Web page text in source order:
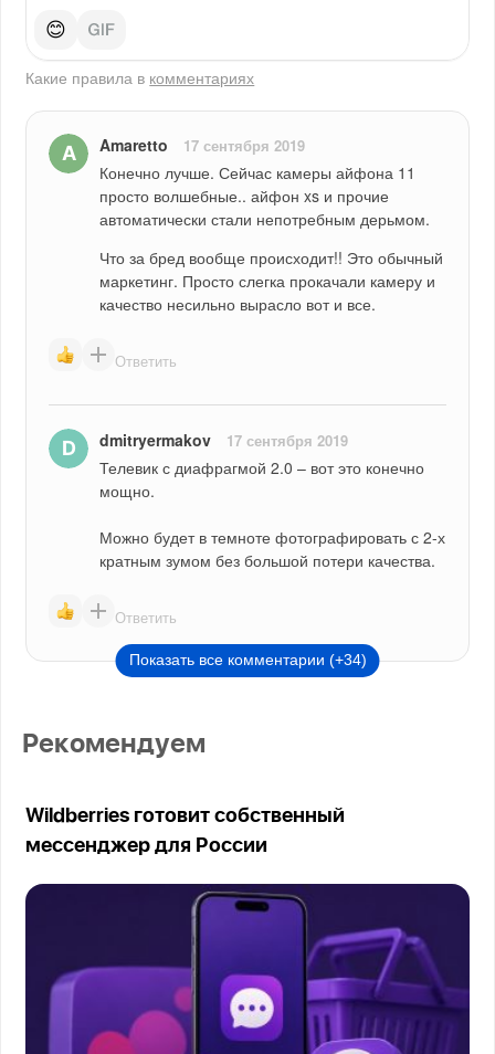
😊
Какие правила в комментариях
Amaretto 17 сентября 2019
Конечно лучше. Сейчас камеры айфона 11
просто волшебные.. айфон xs и прочие
автоматически стали непотребным дерьмом.
Что за бред вообще происходит!! Это обычный
маркетинг. Просто слегка прокачали камеру и
качество несильно вырасло вот и все.
Ответить
dmitryermakov 17 сентября 2019
Телевик с диафрагмой 2.0 – вот это конечно
мощно.
Можно будет в темноте фотографировать с 2-х
кратным зумом без большой потери качества.
Ответить
Показать все комментарии (+34)
Рекомендуем
Wildberries готовит собственный
мессенджер для России